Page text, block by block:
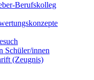
Berufskolleg
Schüler/innen
(Zeugnis)